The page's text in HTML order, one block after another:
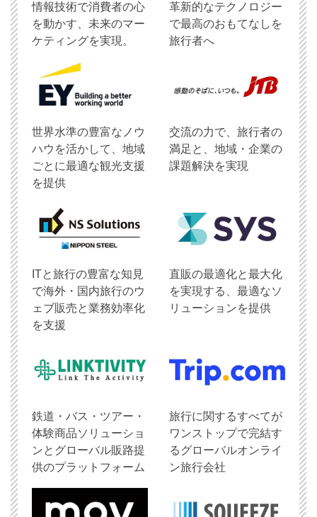
情報技術で消費者の心
を動かす、未来のマー
ケティングを実現。
革新的なテクノロジー
で最高のおもてなしを
旅行者へ
世界水準の豊富なノウ
ハウを活かして、地域
ごとに最適な観光支援
を提供
交流の力で、旅行者の
満足と、地域・企業の
課題解決を実現
ITと旅行の豊富な知見
で海外・国内旅行のウ
ェブ販売と業務効率化
を支援
直販の最適化と最大化
を実現する、最適なソ
リューションを提供
鉄道・バス・ツアー・
体験商品ソリューショ
ンとグローバル販路提
供のプラットフォーム
旅行に関するすべてが
ワンストップで完結す
るグローバルオンライ
ン旅行会社